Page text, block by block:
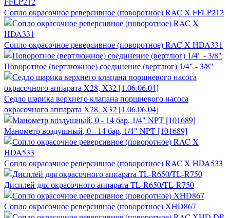
Сопло окрасочное реверсивное (поворотное) RAC X FFLP212
Сопло окрасочное реверсивное (поворотное) RAC X HDA331
Поворотное (вертлюжное) соединение (вертлюг) 1/4" - 3/8"
Седло шарика верхнего клапана поршневого насоса
окрасочного аппарата X28, X32 [1.06.06.04]
Манометр воздушный, 0 - 14 бар, 1/4" NPT [101689]
Сопло окрасочное реверсивное (поворотное) RAC X HDA533
Дисплей для окрасочного аппарата TL-R650/TL-R750
Сопло окрасочное реверсивное (поворотное) XHD867